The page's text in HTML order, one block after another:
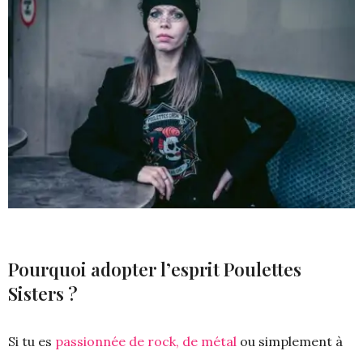
Pourquoi adopter l’esprit Poulettes
Sisters ?
Si tu es passionnée de rock, de métal ou simplement à